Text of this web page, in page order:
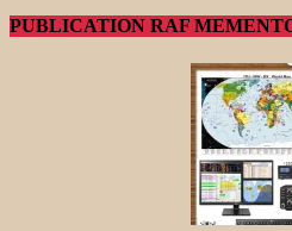
PUBLICATION RAF